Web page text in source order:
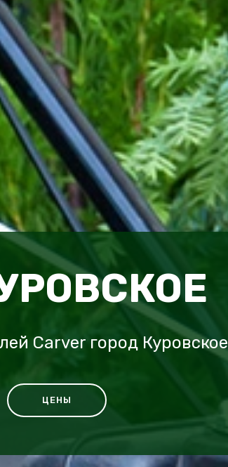
Carver город Куровское
ЦЕНЫ